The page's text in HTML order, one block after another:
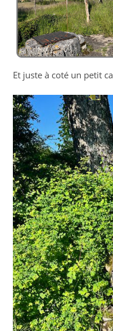
Et juste à coté un petit